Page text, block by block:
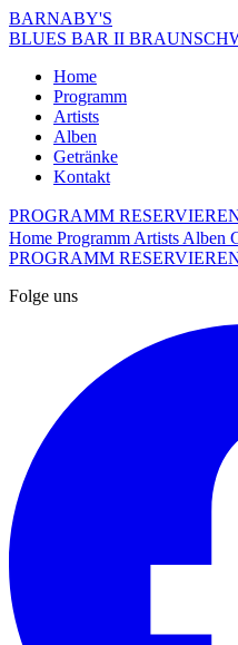
BARNABY'S
BLUES BAR II
Home
Programm
Artists
Alben
Getränke
Kontakt
PROGRAMM
Home Programm Artists Alben
PROGRAMM
Folge uns